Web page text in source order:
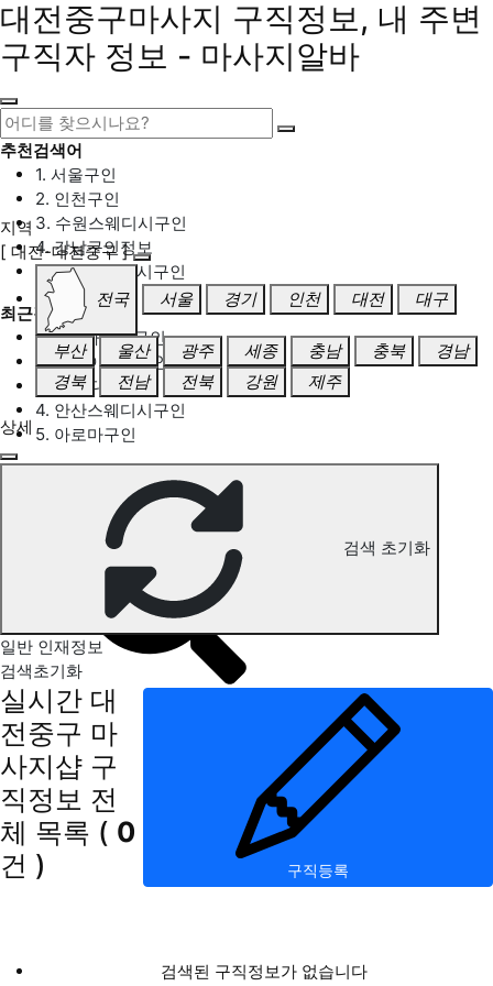
대전중구마사지 구직정보, 내 주변
구직자 정보 - 마사지알바
추천검색어
1. 서울구인
2. 인천구인
3. 수원스웨디시구인
4. 강남구인정보
5. 동탄스웨디시구인
최근검색어
1. 일산마사지구인
2. 성남아로마구인
3. 스웨디시구인
4. 안산스웨디시구인
5. 아로마구인
대전중구 마사지 구직정보
지역
[ 대전-대전중구 ]
전국 서울 경기 인천 대전 대구
부산 울산 광주 세종 충남 충북
경남
경북
전남 전북 강원 제주
상세
검색 초기화
일반 인재정보
검색초기화
실시간 대
전중구 마
사지샵 구
직정보 전
체 목록 ( 0
건 )
구직등록
검색된 구직정보가 없습니다